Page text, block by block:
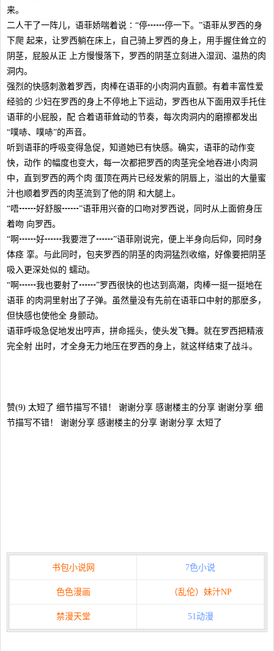
来。
二人干了一阵儿，语菲娇喘着说∶“停┅┅停一下。”语菲从罗西的身
下爬 起来，让罗西躺在床上，自己骑上罗西的身上，用手握住耸立的
阴茎，屁股从正 上方慢慢落下，罗西的阴茎立刻进入湿润、温热的肉
洞内。
强烈的快感刺激着罗西，肉棒在语菲的小肉洞内直颤。有着丰富性爱
经验的 少妇在罗西的身上不停地上下运动，罗西也从下面用双手托住
语菲的小屁股，配 合着语菲耸动的节奏，每次肉洞内的磨擦都发出
“噗哧、噗哧”的声音。
听到语菲的呼吸变得急促，知道她已有快感。确实，语菲的动作变
快，动作 的幅度也变大，每一次都把罗西的肉茎完全地吞进小肉洞
中，直到罗西的两个肉 蛋顶在两片已经发紫的阴唇上，溢出的大量蜜
汁也顺着罗西的肉茎流到了他的阴 和大腿上。
“唔┅┅好舒服┅┅”语菲用兴奋的口吻对罗西说，同时从上面俯身压
着吻 向罗西。
“啊┅┅好┅┅我要泄了┅┅”语菲刚说完，便上半身向后仰，同时身
体痉 挛。与此同时，包夹罗西的阴茎的肉洞猛烈收缩，好像要把阴茎
吸入更深处似的 蠕动。
“啊┅┅我也要射了┅┅”罗西很快的也达到高潮，肉棒一挺一挺地在
语菲 的肉洞里射出了子弹。虽然量没有先前在语菲口中射的那麽多，
但快感也使他全 身颤动。
语菲呼吸急促地发出哼声，拼命摇头，使头发飞舞。就在罗西把精液
完全射 出时，才全身无力地压在罗西的身上，就这样结束了战斗。
赞(9) 太短了 细节描写不错！ 谢谢分享 感谢楼主的分享 谢谢分享 细
节描写不错！ 谢谢分享 感谢楼主的分享 谢谢分享 太短了
书包小说网 7色小说
色色漫画 （乱伦）妹汁NP
禁漫天堂 51动漫